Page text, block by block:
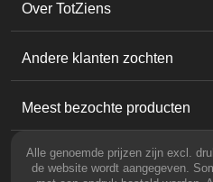
Over TotZiens
Andere klanten zochten
Meest bezochte producten
Alle genoemde prijzen zijn excl.
de website wordt aangegeven.